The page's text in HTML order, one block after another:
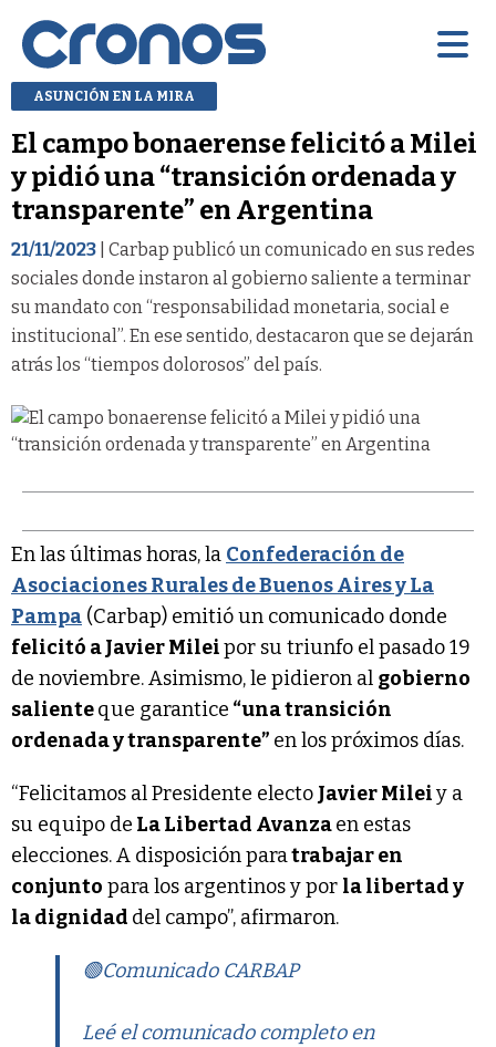
ASUNCIÓN EN LA MIRA
El campo bonaerense felicitó a Milei
y pidió una “transición ordenada y
transparente” en Argentina
21/11/2023 | Carbap publicó un comunicado en sus redes
sociales donde instaron al gobierno saliente a terminar
su mandato con “responsabilidad monetaria, social e
institucional”. En ese sentido, destacaron que se dejarán
atrás los “tiempos dolorosos” del país.
En las últimas horas, la Confederación de
Asociaciones Rurales de Buenos Aires y La
Pampa (Carbap) emitió un comunicado donde
felicitó a Javier Mileipor su triunfo el pasado 19
de noviembre. Asimismo, le pidieron al gobierno
salienteque garantice “una transición
ordenada y transparente” en los próximos días.
“Felicitamos al Presidente electo Javier Mileiy a
su equipo de La Libertad Avanzaen estas
elecciones. A disposición paratrabajar en
conjunto para los argentinos y por la libertad y
la dignidad del campo”, afirmaron.
🟢Comunicado CARBAP
Leé el comunicado completo en